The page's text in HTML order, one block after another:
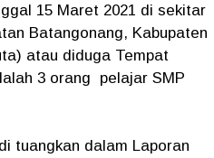
15 Maret 2021 di sekitar
Batangonang, Kabupaten
atau diduga Tempat
3 orang pelajar SMP
tuangkan dalam Laporan